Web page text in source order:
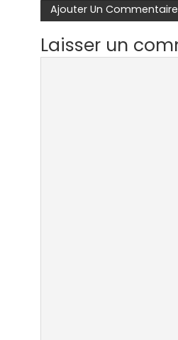
Ajouter Un Commentaire
Laisser un